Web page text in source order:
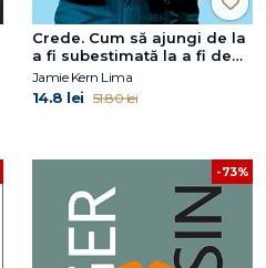
Crede. Cum să ajungi de la
a fi subestimată la a fi de
nestăvilit
Jamie Kern Lima
14.8 lei 51.80 lei
-73%